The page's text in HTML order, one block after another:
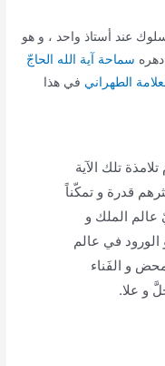
عند أستاذ واحد ، و هو
سماحة آیة ‌الله الحاجّ
الطهراني في هذا
تلك الآية
قدرة و تمكّناً
الملك و
في عالم
و الفَناء
و علا.